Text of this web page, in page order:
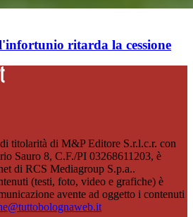
ritarda la cessione
titolarità di M&P Editore S.r.l.c.r. con
Sauro 8, C.F./PI 03268611203, è
di RCS Mediagroup S.p.a..
(testi, foto, video e grafiche) è
avente ad oggetto i contenuti